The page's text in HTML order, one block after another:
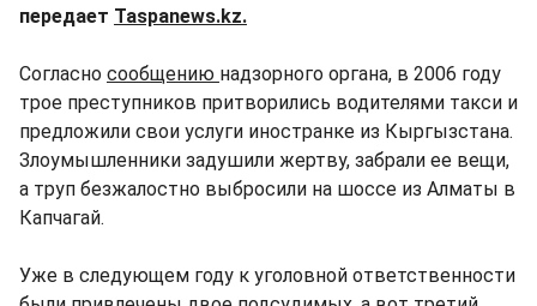
передает Taspanews.kz.
Согласно сообщению надзорного органа, в 2006 году
трое преступников притворились водителями такси и
предложили свои услуги иностранке из Кыргызстана.
Злоумышленники задушили жертву, забрали ее вещи,
а труп безжалостно выбросили на шоссе из Алматы в
Капчагай.
Уже в следующем году к уголовной ответственности